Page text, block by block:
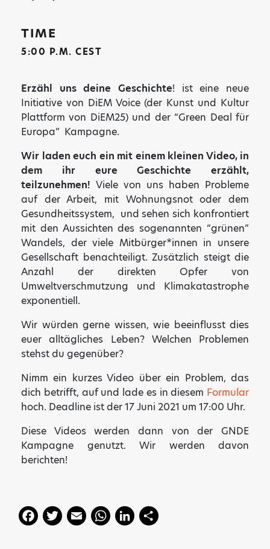
TIME
5:00 P.M. CEST
Erzähl uns deine Geschichte! ist eine neue
Initiative von DiEM Voice (der Kunst und Kultur
Plattform von DiEM25) und der “Green Deal für
Europa” Kampagne.
Wir laden euch ein mit einem kleinen Video, in
dem ihr eure Geschichte erzählt,
teilzunehmen! Viele von uns haben Probleme
auf der Arbeit, mit Wohnungsnot oder dem
Gesundheitssystem, und sehen sich konfrontiert
mit den Aussichten des sogenannten “grünen”
Wandels, der viele Mitbürger*innen in unsere
Gesellschaft benachteiligt. Zusätzlich steigt die
Anzahl der direkten Opfer von
Umweltverschmutzung und Klimakatastrophe
exponentiell.
Wir würden gerne wissen, wie beeinflusst dies
euer alltägliches Leben? Welchen Problemen
stehst du gegenüber?
Nimm ein kurzes Video über ein Problem, das
dich betrifft, auf und lade es in diesem Formular
hoch. Deadline ist der 17 Juni 2021 um 17:00 Uhr.
Diese Videos werden dann von der GNDE
Kampagne genutzt. Wir werden davon
berichten!
F
a
T
w
E
m
W Li